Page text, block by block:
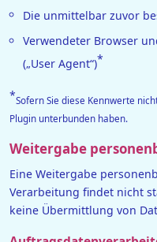
Die unmittelbar zuvor
Verwendeter Browser
(„User Agent“)*
*Sofern Sie diese Kennwerte
Plugin unterbunden haben.
Weitergabe
Eine Weitergabe
Verarbeitung findet nicht
keine Übermittlung von